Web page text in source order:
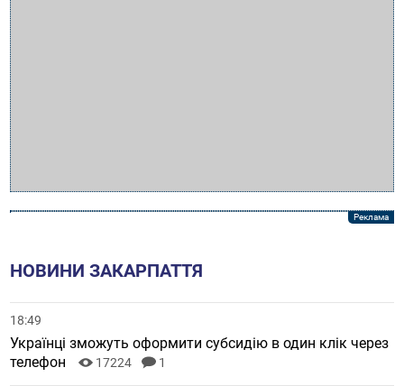
НОВИНИ ЗАКАРПАТТЯ
18:49
Українці зможуть оформити субсидію в один клік через
телефон
17224 1